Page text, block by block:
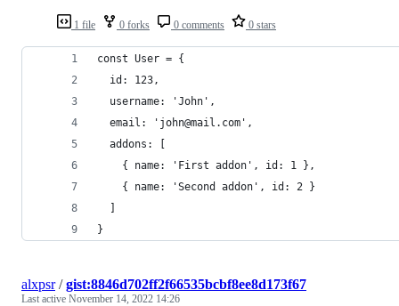
1 file 0 forks 0 comments 0 stars
const User = {
  id: 123,
  username: 'John',
  email: 'john@mail.com',
  addons: [
    { name: 'First addon', id: 1 },
    { name: 'Second addon', id: 2 }
  ]
}
alxpsr/gist:8846d702ff2f66535bcbf8ee8d173f67
Last active November 14, 2022 14:26